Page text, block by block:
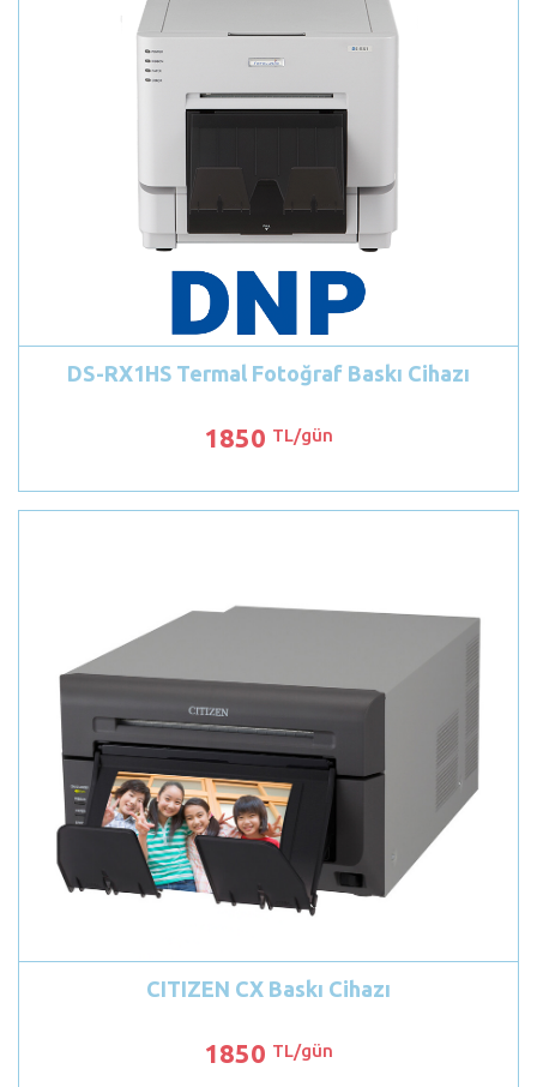
DS-RX1HS Termal Fotoğraf Baskı Cihazı
1850 TL/gün
CITIZEN CX Baskı Cihazı
1850 TL/gün